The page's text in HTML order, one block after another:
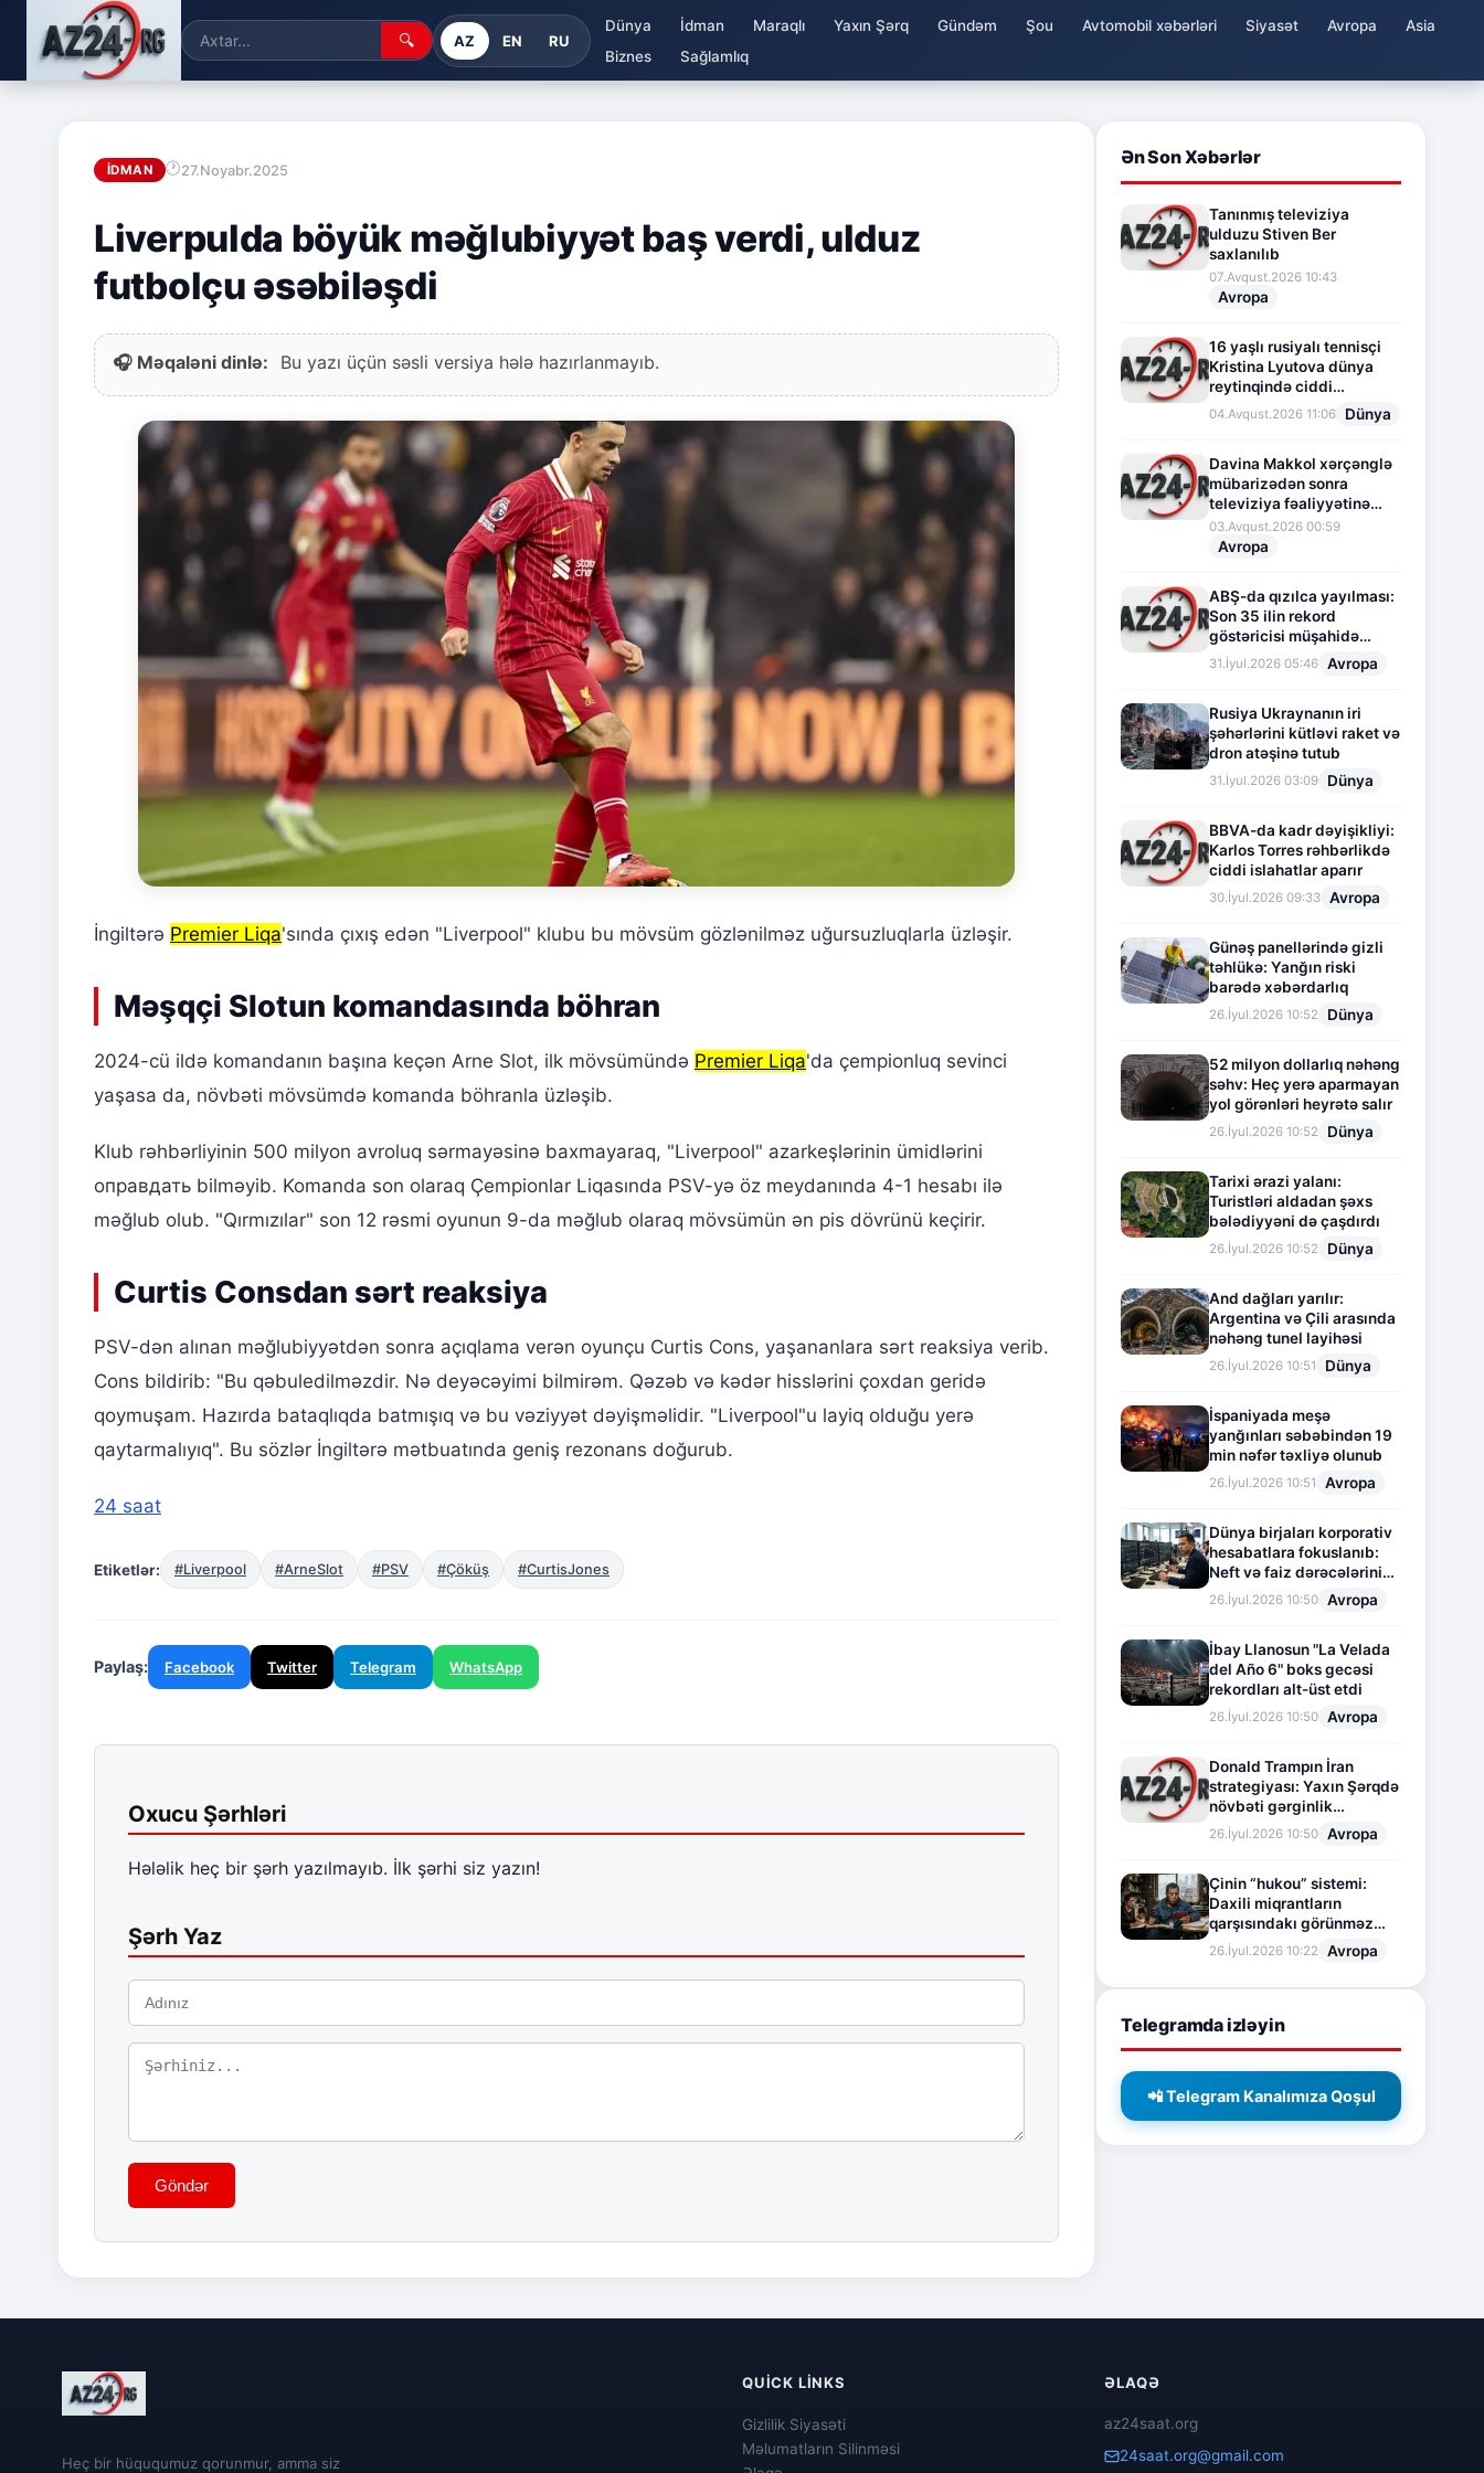
🔍 AZ EN RU
Dünya İdman Maraqlı Yaxın Şərq Gündəm Şou Avtomobil xəbərləri Siyasət Avropa
Asia
Biznes
Sağlamlıq
İDMAN 27.Noyabr.2025
Liverpulda böyük məğlubiyyət baş verdi, ulduz
futbolçu əsəbiləşdi
🎧 Məqaləni dinlə: Bu yazı üçün səsli versiya hələ hazırlanmayıb.
İngiltərə Premier Liqa'sında çıxış edən "Liverpool" klubu bu mövsüm gözlənilməz uğursuzluqlarla üzləşir.
Məşqçi Slotun komandasında böhran
2024-cü ildə komandanın başına keçən Arne Slot, ilk mövsümündə Premier Liqa'da çempionluq sevinci
yaşasa da, növbəti mövsümdə komanda böhranla üzləşib.
Klub rəhbərliyinin 500 milyon avroluq sərmayəsinə baxmayaraq, "Liverpool" azarkeşlərinin ümidlərini
оправдать bilməyib. Komanda son olaraq Çempionlar Liqasında PSV-yə öz meydanında 4-1 hesabı ilə
məğlub olub. "Qırmızılar" son 12 rəsmi oyunun 9-da məğlub olaraq mövsümün ən pis dövrünü keçirir.
Curtis Consdan sərt reaksiya
PSV-dən alınan məğlubiyyətdən sonra açıqlama verən oyunçu Curtis Cons, yaşananlara sərt reaksiya verib.
Cons bildirib: "Bu qəbuledilməzdir. Nə deyəcəyimi bilmirəm. Qəzəb və kədər hisslərini çoxdan geridə
qoymuşam. Hazırda bataqlıqda batmışıq və bu vəziyyət dəyişməlidir. "Liverpool"u layiq olduğu yerə
qaytarmalıyıq". Bu sözlər İngiltərə mətbuatında geniş rezonans doğurub.
24 saat
Etiketlər: #Liverpool #ArneSlot #PSV #Çöküş #CurtisJones
Paylaş: Facebook Twitter Telegram WhatsApp
Oxucu Şərhləri
Hələlik heç bir şərh yazılmayıb. İlk şərhi siz yazın!
Şərh Yaz
Göndər
Ən Son Xəbərlər
Tanınmış televiziya
ulduzu Stiven Ber
saxlanılıb
07.Avqust.2026 10:43
Avropa
16 yaşlı rusiyalı tennisçi
Kristina Lyutova dünya
reytinqində ciddi
irəliləyişə imza atdı
04.Avqust.2026 11:06 Dünya
Davina Makkol xərçənglə
mübarizədən sonra
televiziya fəaliyyətinə
fasilə verir
03.Avqust.2026 00:59
Avropa
ABŞ-da qızılca yayılması:
Son 35 ilin rekord
göstəricisi müşahidə
olunur
31.İyul.2026 05:46 Avropa
Rusiya Ukraynanın iri
şəhərlərini kütləvi raket və
dron atəşinə tutub
31.İyul.2026 03:09 Dünya
BBVA-da kadr dəyişikliyi:
Karlos Torres rəhbərlikdə
ciddi islahatlar aparır
30.İyul.2026 09:33 Avropa
Günəş panellərində gizli
təhlükə: Yanğın riski
barədə xəbərdarlıq
26.İyul.2026 10:52 Dünya
52 milyon dollarlıq nəhəng
səhv: Heç yerə aparmayan
yol görənləri heyrətə salır
26.İyul.2026 10:52 Dünya
Tarixi ərazi yalanı:
Turistləri aldadan şəxs
bələdiyyəni də çaşdırdı
26.İyul.2026 10:52 Dünya
And dağları yarılır:
Argentina və Çili arasında
nəhəng tunel layihəsi
26.İyul.2026 10:51 Dünya
İspaniyada meşə
yanğınları səbəbindən 19
min nəfər təxliyə olunub
26.İyul.2026 10:51 Avropa
Dünya birjaları korporativ
hesabatlara fokuslanıb:
Neft və faiz dərəcələrinin
təsiri altında cari vəziyyət
26.İyul.2026 10:50 Avropa
İbay Llanosun "La Velada
del Año 6" boks gecəsi
rekordları alt-üst etdi
26.İyul.2026 10:50 Avropa
Donald Trampın İran
strategiyası: Yaxın Şərqdə
növbəti gərginlik
mərhələsi
26.İyul.2026 10:50 Avropa
Çinin “hukou” sistemi:
Daxili miqrantların
qarşısındakı görünməz
sədd
26.İyul.2026 10:22 Avropa
Telegramda izləyin
📲 Telegram Kanalımıza Qoşul
Heç bir hüququmuz qorunmur, amma siz
QUICK LINKS
Gizlilik Siyasəti
Məlumatların Silinməsi
ƏLAQƏ
az24saat.org
24saat.org@gmail.com